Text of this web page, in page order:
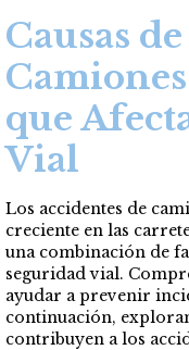
Causas
que
Vial
Los accidentes de
creciente en las
una combinación de
seguridad vial.
ayudar a prevenir
continuación,
contribuyen a los